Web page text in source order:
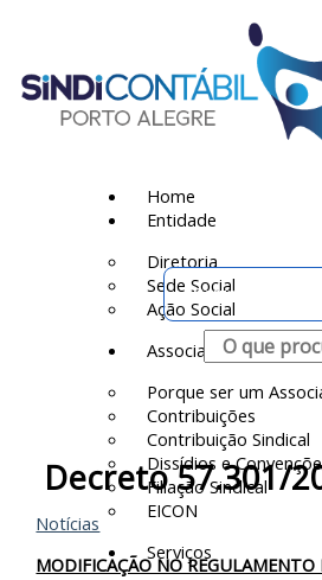
conteúdo
Home
Entidade
Diretoria
Sede Social
Ação Social
Associado
Porque ser um
Contribuições
Contribuição Sindical
Dissídios e
Filiação Sindical
EICON
Serviços
Portal do
Pesquisar
Decreto 57.301/
Notícias
MODIFICAÇÃO NO REGULAMENTO